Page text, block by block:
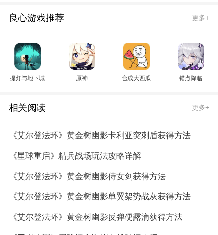
良心游戏推荐 更多+
提灯与地下城 原神 合成大西瓜 锚点降临
相关阅读 更多+
《艾尔登法环》黄金树幽影卡利亚突刺盾获得方法
《星球重启》精兵战场玩法攻略详解
《艾尔登法环》黄金树幽影侍女剑获得方法
《艾尔登法环》黄金树幽影单翼架势战灰获得方法
《艾尔登法环》黄金树幽影反弹硬露滴获得方法